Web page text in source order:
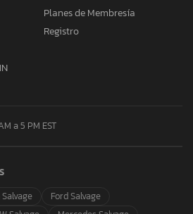
Planes de Membresía
Registro
a 5 PM EST
Ford Salvage